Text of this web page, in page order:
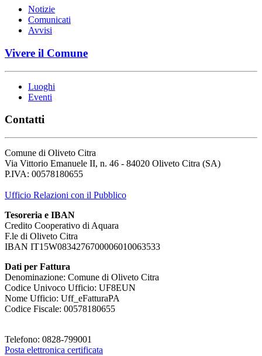
Notizie
Comunicati
Avvisi
Vivere il Comune
Luoghi
Eventi
Contatti
Comune di Oliveto Citra
Via Vittorio Emanuele II, n. 46 - 84020 Oliveto Citra (SA)
P.IVA: 00578180655
Ufficio Relazioni con il Pubblico
Tesoreria e IBAN
Credito Cooperativo di Aquara
F.le di Oliveto Citra
IBAN IT15W0834276700006010063533
Dati per Fattura
Denominazione: Comune di Oliveto Citra
Codice Univoco Ufficio: UF8EUN
Nome Ufficio: Uff_eFatturaPA
Codice Fiscale: 00578180655
Telefono: 0828-799001
Posta elettronica certificata